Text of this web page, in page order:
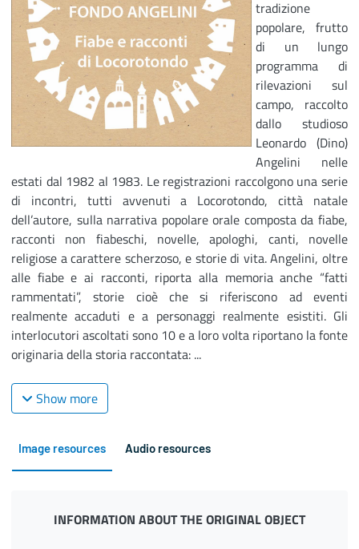
tradizione
popolare, frutto
di un lungo
programma di
rilevazioni sul
campo, raccolto
dallo studioso
Leonardo (Dino)
Angelini nelle
estati dal 1982 al 1983. Le registrazioni raccolgono una serie
di incontri, tutti avvenuti a Locorotondo, città natale
dell’autore, sulla narrativa popolare orale composta da fiabe,
racconti non fiabeschi, novelle, apologhi, canti, novelle
religiose a carattere scherzoso, e storie di vita. Angelini, oltre
alle fiabe e ai racconti, riporta alla memoria anche “fatti
rammentati”, storie cioè che si riferiscono ad eventi
realmente accaduti e a personaggi realmente esistiti. Gli
interlocutori ascoltati sono 10 e a loro volta riportano la fonte
originaria della storia raccontata: ...
Show more
Image resources Audio resources
INFORMATION ABOUT THE ORIGINAL OBJECT